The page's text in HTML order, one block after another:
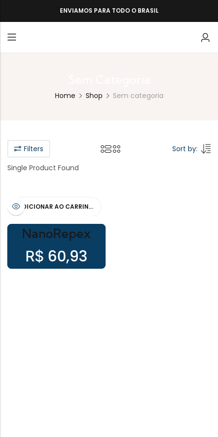
ENVIAMOS PARA TODO O BRASIL
Home Shop Sem categoria
Filters
Sort by:
Single Product Found
ADICIONAR AO CARRINHO
NanoRepex
R$ 60,93